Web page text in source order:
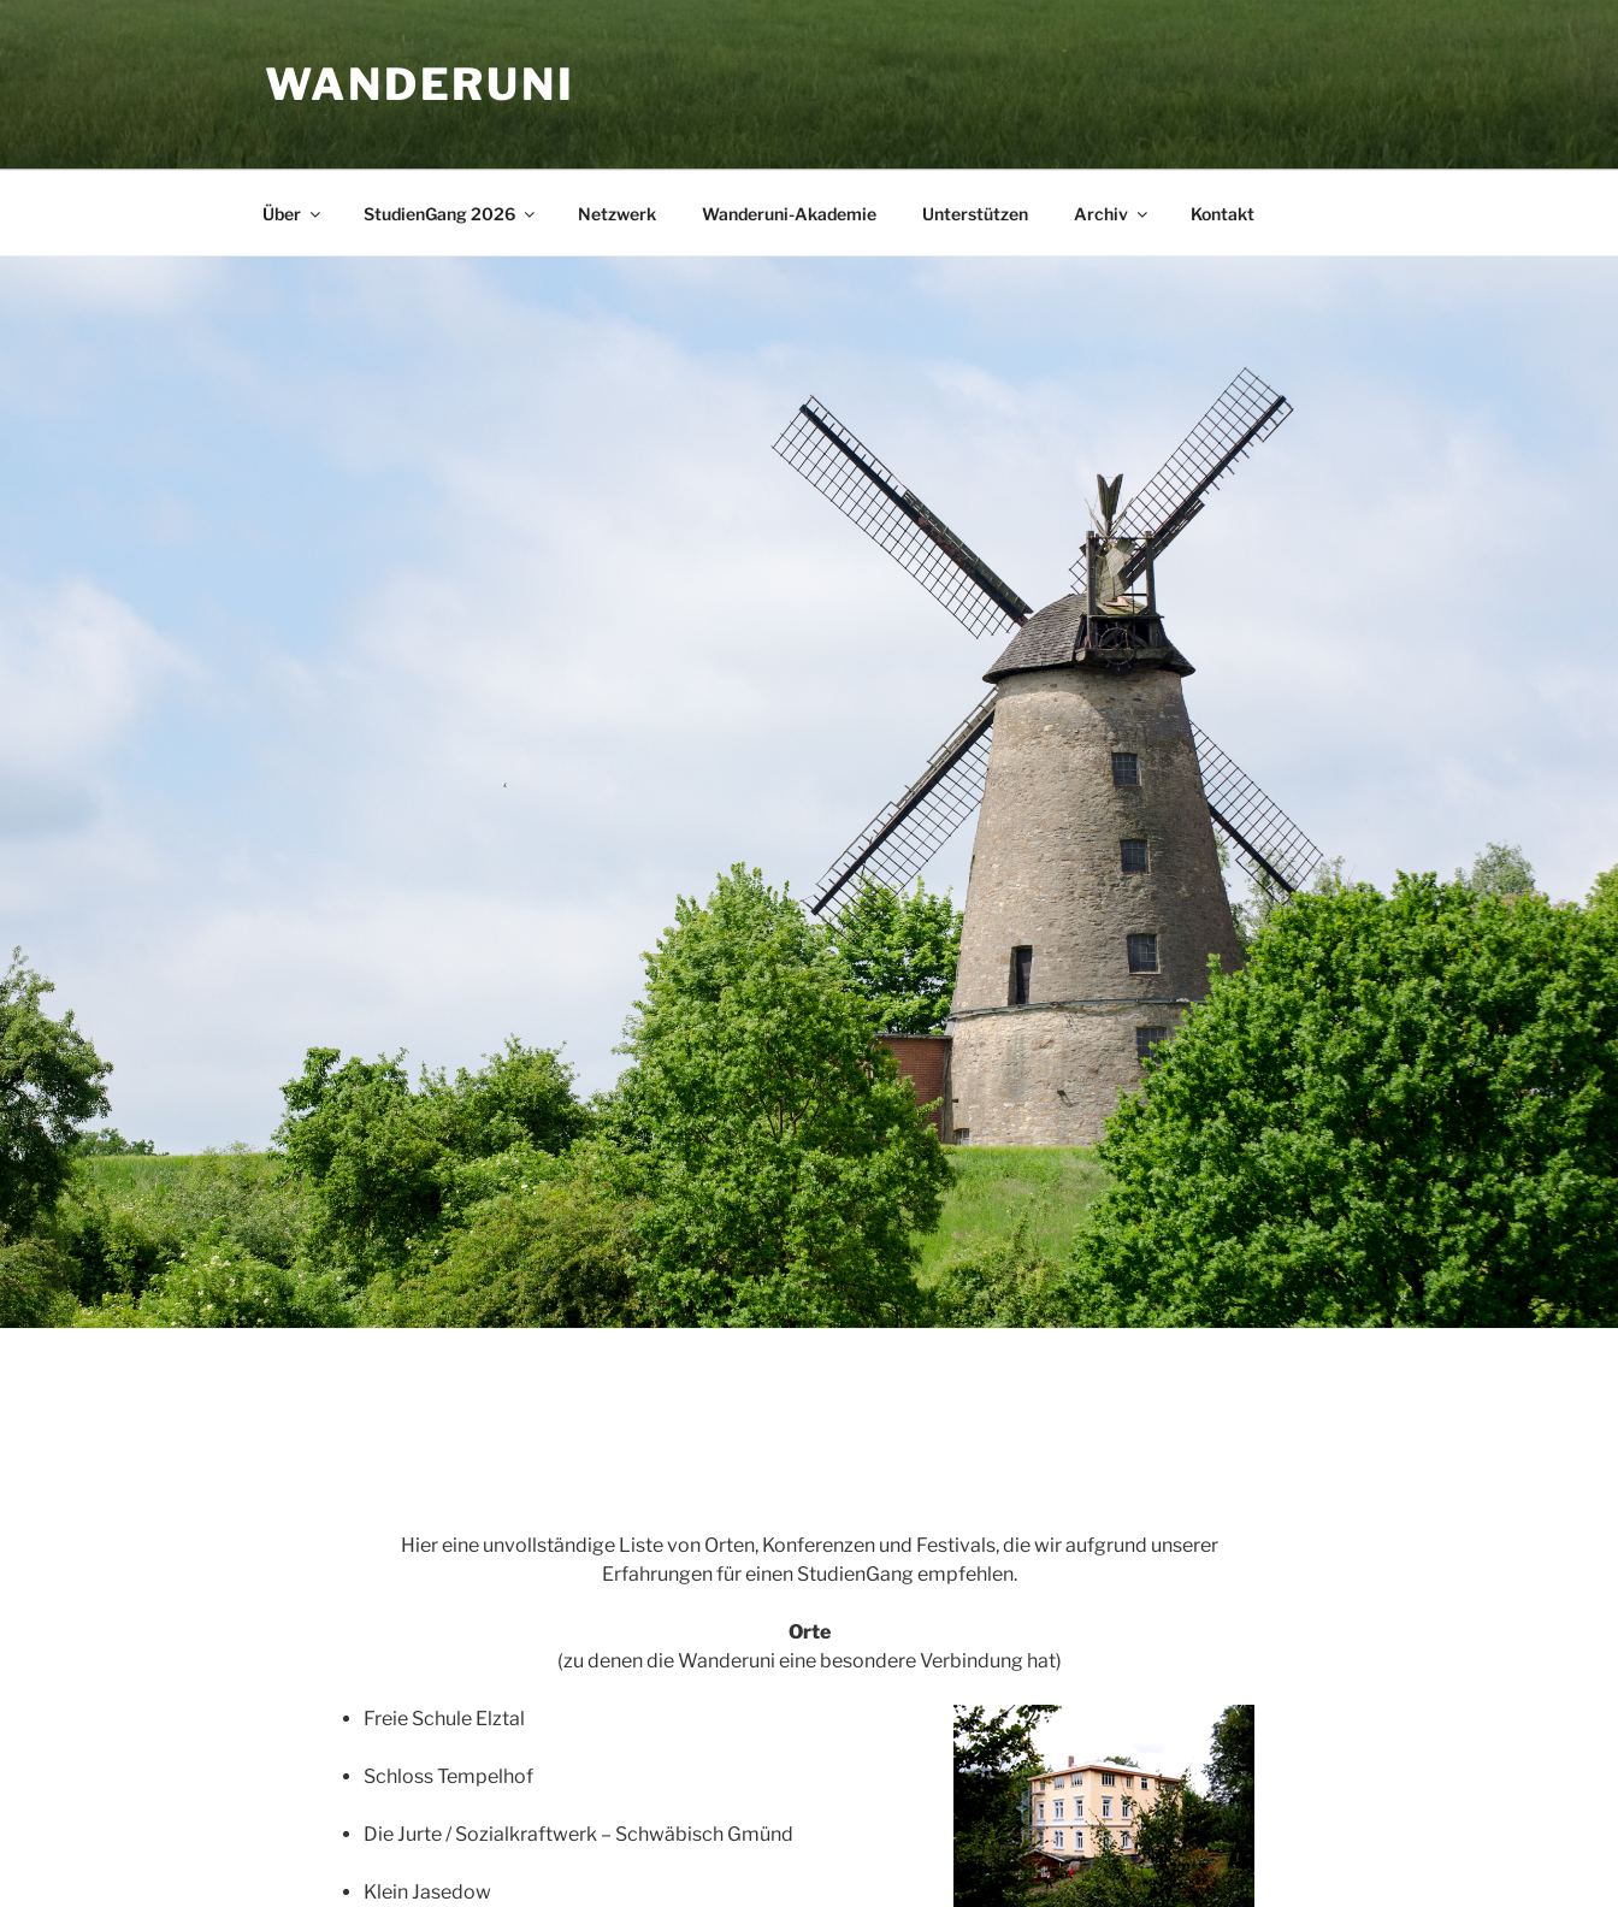
WANDERUNI
Über StudienGang 2026 Netzwerk Wanderuni-Akademie Unterstützen Archiv Kontakt
Hier eine unvollständige Liste von Orten, Konferenzen und Festivals, die wir aufgrund unserer
Erfahrungen für einen StudienGang empfehlen.
Orte
(zu denen die Wanderuni eine besondere Verbindung hat)
Freie Schule Elztal
Schloss Tempelhof
Die Jurte / Sozialkraftwerk – Schwäbisch Gmünd
Klein Jasedow